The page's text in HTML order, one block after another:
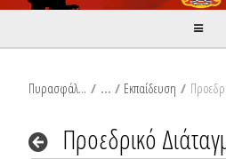
Πυρασφάλεια / Εκπαίδευση /
Προεδρικό